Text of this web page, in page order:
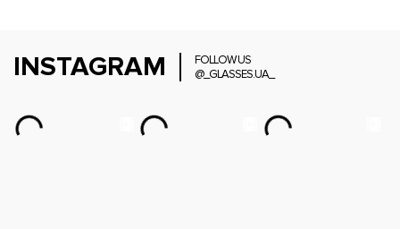
INSTAGRAM
FOLLOW US
@_GLASSES.UA_